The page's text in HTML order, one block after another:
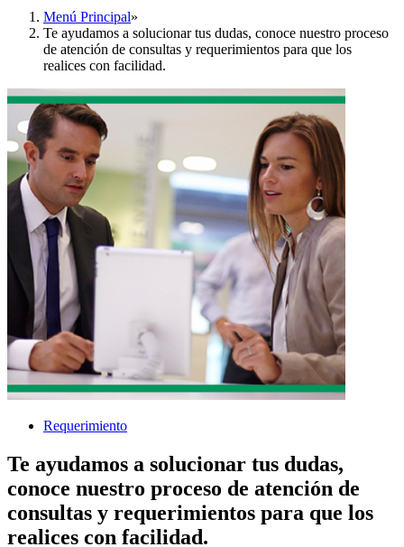
Menú Principal»
Te ayudamos a solucionar tus dudas, conoce nuestro proceso
de atención de consultas y requerimientos para que los
realices con facilidad.
Requerimiento
Te ayudamos a solucionar tus dudas,
conoce nuestro proceso de atención de
consultas y requerimientos para que los
realices con facilidad.